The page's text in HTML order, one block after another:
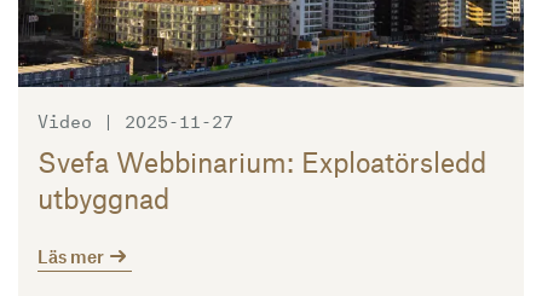
Video | 2025-11-27
Svefa Webbinarium: Exploatörsledd
utbyggnad
Läs mer